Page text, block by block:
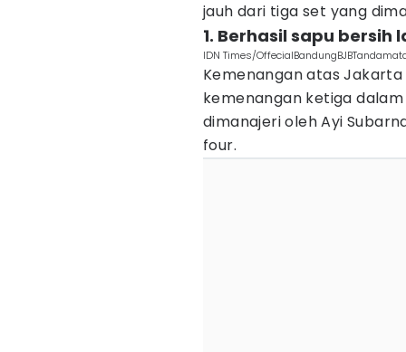
jauh dari tiga set yang
1. Berhasil sapu bersih
IDN Times/
Kemenangan atas
kemenangan ketiga
dimanajeri oleh Ayi
four.